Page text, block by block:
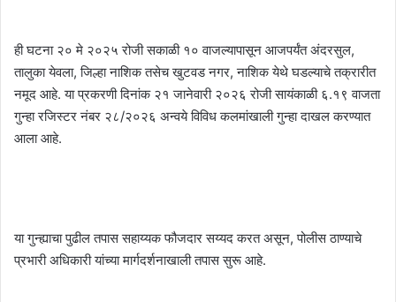
ही घटना २० मे २०२५ रोजी सकाळी १० वाजल्यापासून आजपर्यंत अंदरसुल,
तालुका येवला, जिल्हा नाशिक तसेच खुटवड नगर, नाशिक येथे घडल्याचे तक्रारीत
नमूद आहे. या प्रकरणी दिनांक २१ जानेवारी २०२६ रोजी सायंकाळी ६.१९ वाजता
गुन्हा रजिस्टर नंबर २८/२०२६ अन्वये विविध कलमांखाली गुन्हा दाखल करण्यात
आला आहे.
या गुन्ह्याचा पुढील तपास सहाय्यक फौजदार सय्यद करत असून, पोलीस ठाण्याचे
प्रभारी अधिकारी यांच्या मार्गदर्शनाखाली तपास सुरू आहे.